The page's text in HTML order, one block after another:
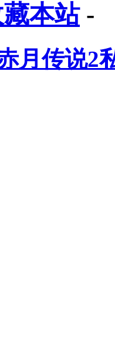
本站-
月传说2